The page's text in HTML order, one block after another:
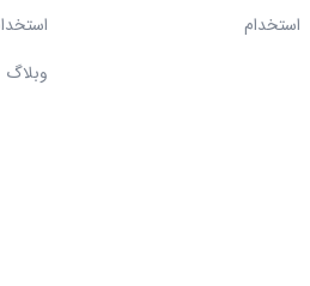
استخدام
وبلاگ